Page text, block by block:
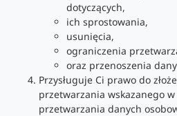
dotyczących,
ich sprostowania,
usunięcia,
ograniczenia
oraz przenoszenia
Przysługuje Ci prawo do
przetwarzania wskazanego
przetwarzania danych